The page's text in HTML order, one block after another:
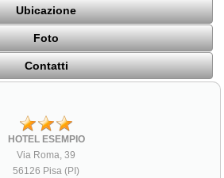
Ubicazione
Foto
Contatti
HOTEL ESEMPIO
Via Roma, 39
56126 Pisa (PI)